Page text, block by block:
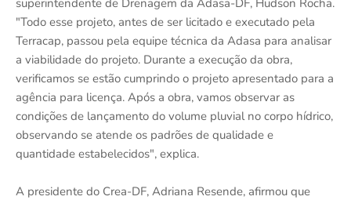
"Todo esse projeto, antes de ser licitado e executado pela
Terracap, passou pela equipe técnica da Adasa para analisar
a viabilidade do projeto. Durante a execução da obra,
verificamos se estão cumprindo o projeto apresentado para a
agência para licença. Após a obra, vamos observar as
condições de lançamento do volume pluvial no corpo hídrico,
observando se atende os padrões de qualidade e
quantidade estabelecidos", explica.
A presidente do Crea-DF, Adriana Resende, afirmou que